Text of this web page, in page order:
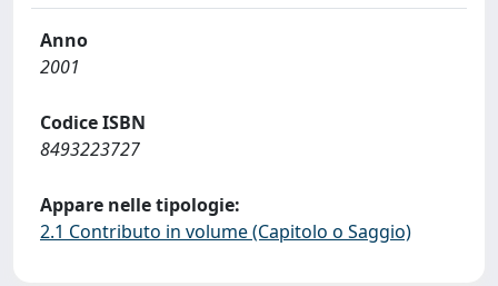
Anno
2001
Codice ISBN
8493223727
Appare nelle tipologie:
2.1 Contributo in volume (Capitolo o Saggio)